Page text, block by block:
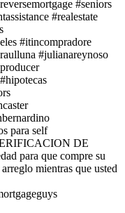
#seniors
#realestate
#itincompradore
#julianareynoso
para self
DE
para que compre su
mientras que usted